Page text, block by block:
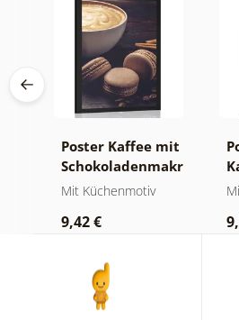
Poster Kaffee mit
Schokoladenmakronen
Mit Küchenmotiv
9,42 €